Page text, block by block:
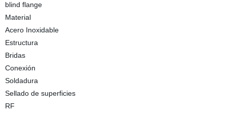
blind flange
Material
Acero Inoxidable
Estructura
Bridas
Conexión
Soldadura
Sellado de superficies
RF